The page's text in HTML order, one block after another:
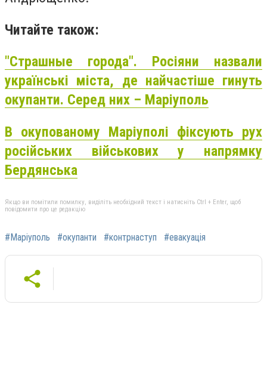
Читайте також:
"Страшные города". Росіяни назвали
українські міста, де найчастіше гинуть
окупанти. Серед них – Маріуполь
В окупованому Маріуполі фіксують рух
російських військових у напрямку
Бердянська
Якщо ви помітили помилку, виділіть необхідний текст і натисніть Ctrl + Enter, щоб
повідомити про це редакцію
#Маріуполь #окупанти #контрнаступ #евакуація